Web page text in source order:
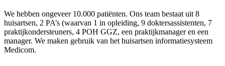
We hebben ongeveer 10.000 patiënten. Ons team bestaat uit 8
huisartsen, 2 PA’s (waarvan 1 in opleiding, 9 doktersassistenten, 7
praktijkondersteuners, 4 POH GGZ, een praktijkmanager en een
manager. We maken gebruik van het huisartsen informatiesysteem
Medicom.